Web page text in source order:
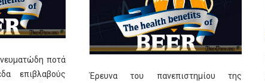
ποτά
επιβλαβούς
Έρευνα του πανεπιστημίου της